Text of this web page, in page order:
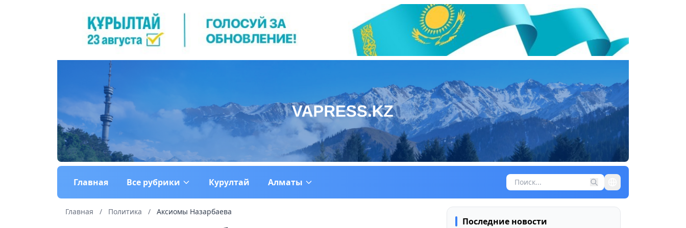
Главная Все рубрики Курултай Алматы
Главная / Политика / Аксиомы Назарбаева
Последние новости